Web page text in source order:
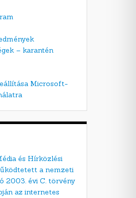
– karantén
Microsoft-
és Hírközlési
a nemzeti
2003. évi C. törvény
az internetes